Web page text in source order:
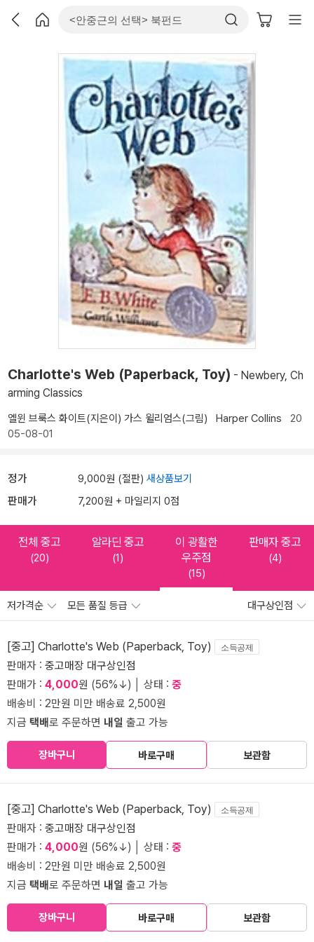
Charlotte's Web (Paperback, Toy) - Newbery, Ch
arming Classics
엘윈 브룩스 화이트(지은이) 가스 윌리엄스(그림) Harper Collins 20
05-08-01
정가 9,000원 (절판) 새상품보기
판매가 7,200원 + 마일리지 0점
전체 중고
(20)
알라딘 중고
(1)
이 광활한
우주점
(15)
판매자 중고
(4)
저가격순 모든 품질 등급 대구상인점
[중고] Charlotte's Web (Paperback, Toy) 소득공제
판매자 : 중고매장 대구상인점
판매가 : 4,000원 (56%↓) │ 상태 : 중
배송비 : 2만원 미만 배송료 2,500원
지금 택배로 주문하면 내일 출고 가능
장바구니 바로구매 보관함
[중고] Charlotte's Web (Paperback, Toy) 소득공제
판매자 : 중고매장 대구상인점
판매가 : 4,000원 (56%↓) │ 상태 : 중
배송비 : 2만원 미만 배송료 2,500원
지금 택배로 주문하면 내일 출고 가능
장바구니 바로구매 보관함